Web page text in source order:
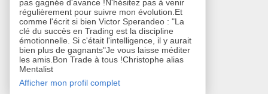
pas gagnée d'avance !N'hésitez pas à venir
régulièrement pour suivre mon évolution.Et
comme l'écrit si bien Victor Sperandeo : "La
clé du succès en Trading est la discipline
émotionnelle. Si c'était l'intelligence, il y aurait
bien plus de gagnants"Je vous laisse méditer
les amis.Bon Trade à tous !Christophe alias
Mentalist
Afficher mon profil complet